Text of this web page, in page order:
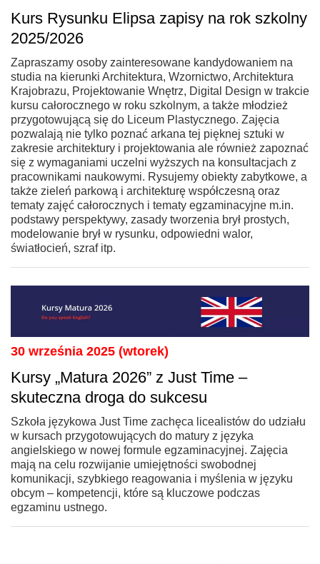
Kurs Rysunku Elipsa zapisy na rok szkolny
2025/2026
Zapraszamy osoby zainteresowane kandydowaniem na
studia na kierunki Architektura, Wzornictwo, Architektura
Krajobrazu, Projektowanie Wnętrz, Digital Design w trakcie
kursu całorocznego w roku szkolnym, a także młodzież
przygotowującą się do Liceum Plastycznego. Zajęcia
pozwalają nie tylko poznać arkana tej pięknej sztuki w
zakresie architektury i projektowania ale również zapoznać
się z wymaganiami uczelni wyższych na konsultacjach z
pracownikami naukowymi. Rysujemy obiekty zabytkowe, a
także zieleń parkową i architekturę współczesną oraz
tematy zajęć całorocznych i tematy egzaminacyjne m.in.
podstawy perspektywy, zasady tworzenia brył prostych,
modelowanie brył w rysunku, odpowiedni walor,
światłocień, szraf itp.
30 września 2025 (wtorek)
Kursy „Matura 2026” z Just Time –
skuteczna droga do sukcesu
Szkoła językowa Just Time zachęca licealistów do udziału
w kursach przygotowujących do matury z języka
angielskiego w nowej formule egzaminacyjnej. Zajęcia
mają na celu rozwijanie umiejętności swobodnej
komunikacji, szybkiego reagowania i myślenia w języku
obcym – kompetencji, które są kluczowe podczas
egzaminu ustnego.